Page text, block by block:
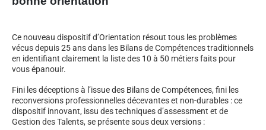
Ce nouveau dispositif d’Orientation résout tous les problèmes
vécus depuis 25 ans dans les Bilans de Compétences traditionnels
en identifiant clairement la liste des 10 à 50 métiers faits pour
vous épanouir.
Fini les déceptions à l’issue des Bilans de Compétences, fini les
reconversions professionnelles décevantes et non-durables : ce
dispositif innovant, issu des techniques d’assessment et de
Gestion des Talents, se présente sous deux versions :